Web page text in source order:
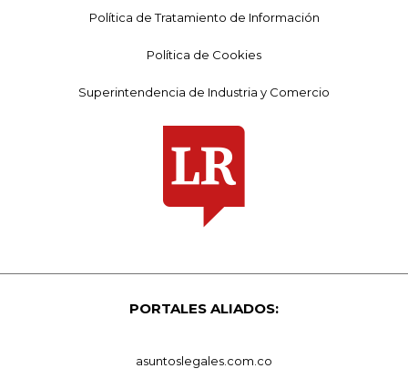
Política de Tratamiento de Información
Política de Cookies
Superintendencia de Industria y Comercio
PORTALES ALIADOS:
asuntoslegales.com.co